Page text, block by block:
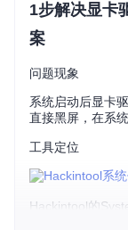
1步解决显卡
案
问题现象
系统启动后显卡
直接黑屏，在系
工具定位
Hackintool的
可以在这里找到